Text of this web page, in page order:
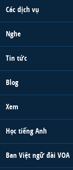
Các dịch vụ
Nghe
Tin tức
Blog
Xem
Học tiếng Anh
Ban Việt ngữ đài VOA